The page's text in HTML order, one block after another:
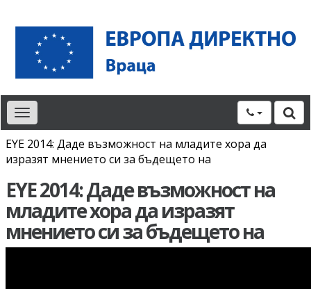
Toggle
navigation
EYE 2014: Даде възможност на младите хора да
изразят мнението си за бъдещето на
EYE 2014: Даде възможност на
младите хора да изразят
мнението си за бъдещето на